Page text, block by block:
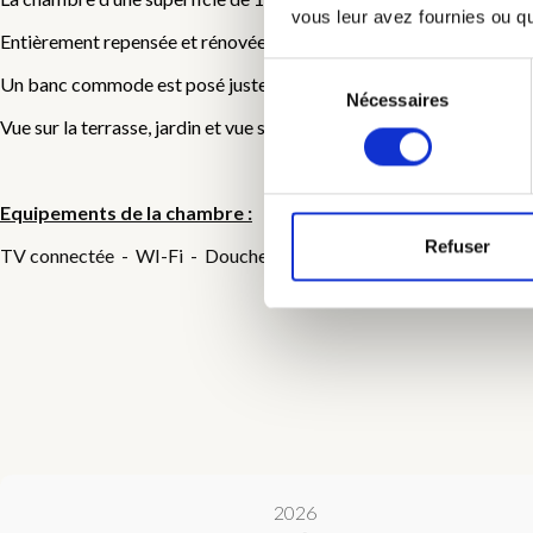
vous leur avez fournies ou
consentement
Nécessaires
Refuser
Entièrement repensée et rénovée à base de produits naturels,
Un banc commode est posé juste devant le lit vous permettant
Vue sur la terrasse, jardin et vue sur le Belvédère.
Equipements de la chambre :
TV connectée - WI-Fi - Douche à l’italienne - Volets + stores
2026